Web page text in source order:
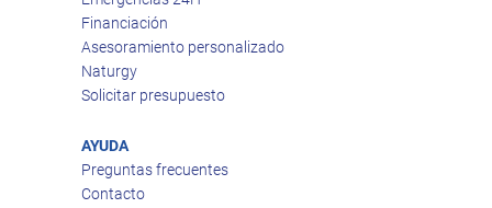
Financiación
Asesoramiento personalizado
Naturgy
Solicitar presupuesto
AYUDA
Preguntas frecuentes
Contacto